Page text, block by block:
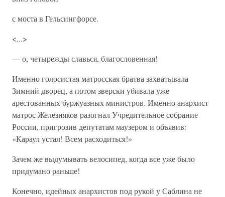
с моста в Гельсингфорсе.
<...>
— о, четырежды славься, благословенная!
Именно голосистая матросская братва захватывала
Зимний дворец, а потом зверски убивала уже
арестованных буржуазных министров. Именно анархист
матрос Железняков разогнал Учредительное собрание
России, пригрозив депутатам маузером и объявив:
«Караул устал! Всем расходиться!»
Зачем же выдумывать велосипед, когда все уже было
придумано раньше!
Конечно, идейных анархистов под рукой у Саблина не